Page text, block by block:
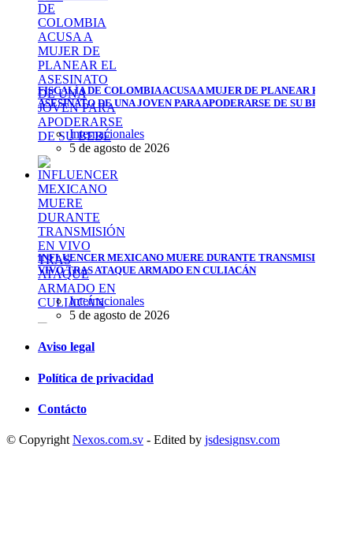
FISCALÍA DE COLOMBIA ACUSA A MUJER DE PLANEAR EL
ASESINATO DE UNA JOVEN PARA APODERARSE DE SU BEBÉ
Internacionales
5 de agosto de 2026
INFLUENCER MEXICANO MUERE DURANTE TRANSMISIÓN EN
VIVO TRAS ATAQUE ARMADO EN CULIACÁN
Internacionales
5 de agosto de 2026
EE. UU. DESDE EL REGRESO DE TRUMP A LA PRESIDENCIA
Aviso legal
Política de privacidad
Contácto
© Copyright Nexos.com.sv - Edited by jsdesignsv.com